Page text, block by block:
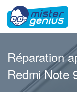
Magasins
Réparation
Redmi Note